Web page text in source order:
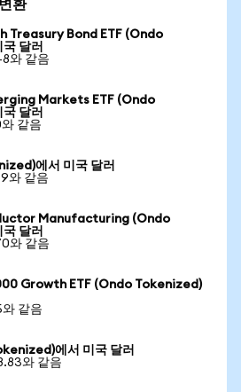
환
Treasury Bond ETF (Ondo
달러
와 같음
Markets ETF (Ondo
달러
같음
에서 미국 달러
와 같음
Manufacturing (Ondo
달러
와 같음
Growth ETF (Ondo Tokenized)
같음
에서 미국 달러
와 같음